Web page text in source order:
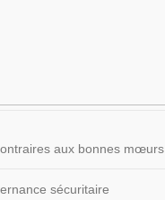
aux bonnes mœurs
sécuritaire